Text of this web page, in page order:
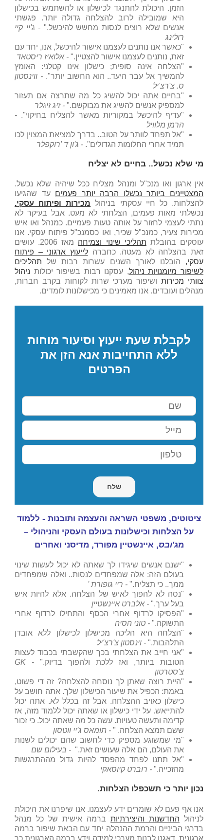
הזמן. היכולת להתנגד לכישלון או להשתמש בכישלון
היא שמובילה לרוב להצלחה גדולה יותר. פגשתי
אנשים שלא רוצים לנסות מחשש להיכשל." - ג'יי קיי
רולינג
"כאשר אנו נותנים לעצמנו אישור להיכשל, אנו, יחד עם
זאת, נותנים לעצמנו אישור להצטיין." -אלואיז ריסטאד
"הצלחה אינה סופית; כישלון אינו קטלני: האומץ
להמשיך אל עבר היעד.. הוא החשוב יותר". - ווינסטון
ס. צ'רצ'יל
"בחיים אתה יכול להשיג כל מה שתרצה אם תעזור
למספיק אנשים להשיג את מבוקשם." - זיג זיגלר
"עדיף להיכשל במקוריות מאשר להצליח בחיקוי". -
הרמן מלוויל
"אל תפחד לוותר על הטוב.. בדרך למציאת המצוין לכו
תמיד אחרי החלומות הגדולים". - ג'ון ד 'רוקפלר
מי שלא נכשל.. בחיים לא יצליח
אין ארגון ואו מנכ"ל ומנהל מצליח ככל שיהיה שלא נכשל.
המצטיינים ביותר נכשלו הרבה יותר פעמים עד שהגיעו
להצלחות. כל חיי עסקתי בניהול מכירות ופיתוח עסקי.
נכשלתי מאות פעמים, הצלחתי לא מעט. אבל בעיקר לא
נתתי לעצמי לחזור על אותה טעות פעמיים. כמנהל ואו איש
מכירות צעיר, כמנכ"ל שכיר, ואו כסמנכ"ל פיתוח עסקי. אנו
עוסקים בהובלת תהליכי שינוי וצמיחה
מאז 2006. עושים
זאת בהצלחה לא מעטה. כחברהלייעוץ ארגוני – פיתוח
עסקי, הובלנו לאורך השנים עשרות רבות של תהליכים
לשיפור מיומנויות ניהול, עסקנו רבות בשיפור יכולות ניהול
צוותי מכירותושיפור מערכי שרות לקוחות בקרב חברות,
מנהלים ועובדים. אנו מאמינים כי מכישלונות לומדים.
לקבלת שעת ייעוץ וסיעור מוחות
ללא התחייבות אנא הזן את
הפרטים
ציטוטים, משפטי השראה והעצמה ותובנות - ללמוד
על הצלחות וכישלונות בעולם העסקי והניהולי –
מג'ובס, איינשטיין מפורד, מדיסני ואחרים
"ישנם אנשים שיגידו לך שאתה לא יכול לעשות שינוי
בעולם הזה: אלה שמפחדים לנסות.. ואלה שמפחדים
ממך.. כי תצליח." - ריי גופורת '
"נסה לא להפוך לאיש של הצלחה. אלא להיות איש
בעל ערך." - אלברט איינשטיין
"הפסיקו לרדוף אחרי הכסף והתחילו לרדוף אחרי
התשוקה." - טוני הסיה
"הצלחה היא הליכה מכישלון לכישלון ללא אובדן
התלהבות." - וינסטון צ'רצ'יל
"אני חייב את הצלחתי בכך שהקשבתי בכבוד לעצות
הטובות ביותר, ואז ללכת ולהפוך בדיוק." -
GK
צ'סטרטון
"היית רוצה שאתן לך נוסחה להצלחה? זה די פשוט,
באמת: הכפיל את שיעור הכישלון שלך. אתה חושב על
כישלון כאויב ההצלחה. אבל זה בכלל לא. אתה יכול
להתייאש. על ידי כישלון או שאתה יכול ללמוד מזה, אז
קדימה ותעשה טעויות. עשה כל מה שאתה יכול. כי זכור
ששם תמצא הצלחה. " - תומאס ג'יי ווטסון
"מי שמשוגע מספיק כדי לחשוב שהם יכולים לשנות
את העולם, הם אלה שעושים זאת." - בעילום שם
"אל תתנו לפחד מהפסד להיות גדול מההתרגשות
מהזכייה." - רוברט קיוסאקי
נכון יותר כי תשכפלו הצלחות.
אנו אף פעם לא שומרים ידע לעצמנו. אנו שיפרנו את היכולת
לניהול החדשנות והיצירתיות ברמה אישית של כל מנהל
בדרגי הביניים והרמת ההנהלה יחד עם הבאת שיפור ברמה
ארגונית. דאגנו לבנות מערכי למידה וידע ברמה הארגונית כך